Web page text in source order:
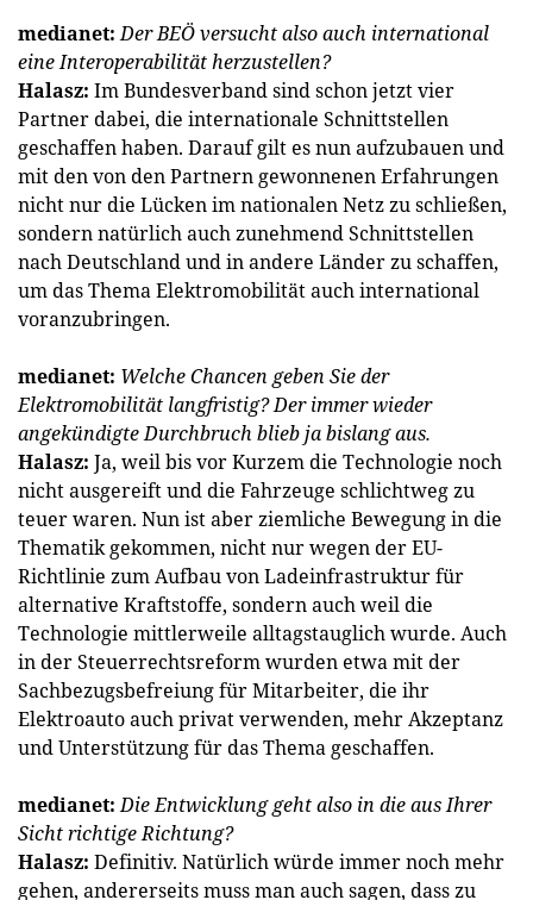
medianet:Der BEÖ versucht also auch international
eine Interoperabilität herzustellen?
Halasz: Im Bundesverband sind schon jetzt vier
Partner dabei, die internationale Schnittstellen
geschaffen haben. Darauf gilt es nun aufzubauen und
mit den von den Partnern gewonnenen Erfahrungen
nicht nur die Lücken im nationalen Netz zu schließen,
sondern natürlich auch zunehmend Schnittstellen
nach Deutschland und in andere Länder zu schaffen,
um das Thema Elektromobilität auch international
voranzubringen.
medianet: Welche Chancen geben Sie der
Elektromobilität langfristig? Der immer wieder
angekündigte Durchbruch blieb ja bislang aus.
Halasz: Ja, weil bis vor Kurzem die Technologie noch
nicht ausgereift und die Fahrzeuge schlichtweg zu
teuer waren. Nun ist aber ziemliche Bewegung in die
Thematik gekommen, nicht nur wegen der EU-
Richtlinie zum Aufbau von Ladeinfrastruktur für
alternative Kraftstoffe, sondern auch weil die
Technologie mittlerweile alltagstauglich wurde. Auch
in der Steuerrechtsreform wurden etwa mit der
Sachbezugsbefreiung für Mitarbeiter, die ihr
Elektroauto auch privat verwenden, mehr Akzeptanz
und Unterstützung für das Thema geschaffen.
medianet:Die Entwicklung geht also in die aus Ihrer
Sicht richtige Richtung?
Halasz: Definitiv. Natürlich würde immer noch mehr
gehen, andererseits muss man auch sagen, dass zu